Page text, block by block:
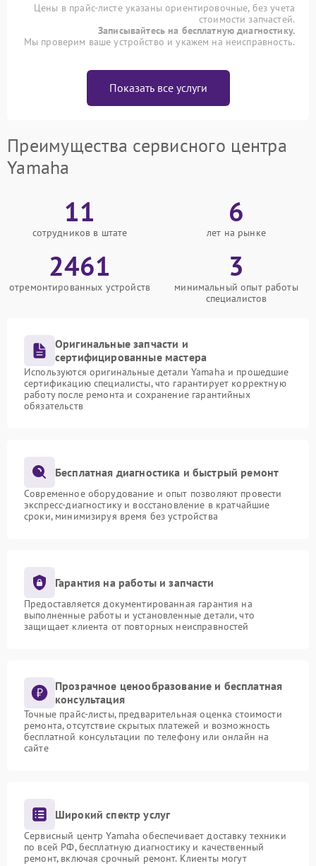
Цены в прайс-листе указаны ориентировочные, без учета
стоимости запчастей.
Записывайтесь на бесплатную диагностику.
Мы проверим ваше устройство и укажем на неисправность.
Показать все услуги
Преимущества сервисного центра
Yamaha
11
сотрудников в штате
6
лет на рынке
2461
отремонтированных устройств
3
минимальный опыт работы
специалистов
Оригинальные запчасти и
сертифицированные мастера
Используются оригинальные детали Yamaha и прошедшие
сертификацию специалисты, что гарантирует корректную
работу после ремонта и сохранение гарантийных
обязательств
Бесплатная диагностика и быстрый ремонт
Современное оборудование и опыт позволяют провести
экспресс-диагностику и восстановление в кратчайшие
сроки, минимизируя время без устройства
Гарантия на работы и запчасти
Предоставляется документированная гарантия на
выполненные работы и установленные детали, что
защищает клиента от повторных неисправностей
Прозрачное ценообразование и бесплатная
консультация
Точные прайс-листы, предварительная оценка стоимости
ремонта, отсутствие скрытых платежей и возможность
бесплатной консультации по телефону или онлайн на
сайте
Широкий спектр услуг
Сервисный центр Yamaha обеспечивает доставку техники
по всей РФ, бесплатную диагностику и качественный
ремонт, включая срочный ремонт. Клиенты могут